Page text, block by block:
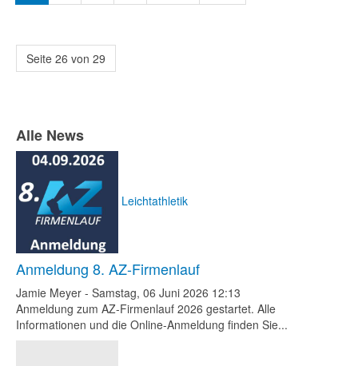
Seite 26 von 29
Alle News
Leichtathletik
Anmeldung 8. AZ-Firmenlauf
Jamie Meyer - Samstag, 06 Juni 2026 12:13
Anmeldung zum AZ-Firmenlauf 2026 gestartet. Alle
Informationen und die Online-Anmeldung finden Sie...